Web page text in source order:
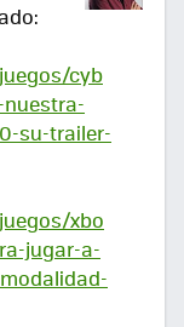
cyb
su-trailer-
xbo
jugar-a-